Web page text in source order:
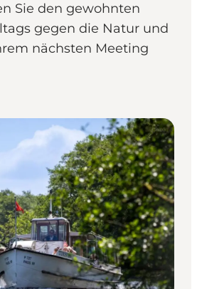
Sie den gewohnten
gegen die Natur und
nächsten Meeting